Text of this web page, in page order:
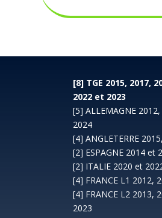
[8] TGE 2015, 2017,
2022 et 2023
[5] ALLEMAGNE
2024
[4] ANGLETERRE
[2] ESPAGNE 2014 et
[2] ITALIE 2020 et
[4] FRANCE L1 2012,
[4] FRANCE L2 2013,
2023